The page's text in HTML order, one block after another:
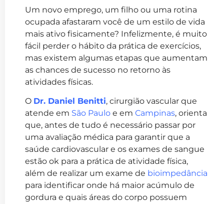
Um novo emprego, um filho ou uma rotina
ocupada afastaram você de um estilo de vida
mais ativo fisicamente? Infelizmente, é muito
fácil perder o hábito da prática de exercícios,
mas existem algumas etapas que aumentam
as chances de sucesso no retorno às
atividades físicas.
O Dr. Daniel Benitti, cirurgião vascular que
atende em São Paulo e em Campinas, orienta
que, antes de tudo é necessário passar por
uma avaliação médica para garantir que a
saúde cardiovascular e os exames de sangue
estão ok para a prática de atividade física,
além de realizar um exame de bioimpedância
para identificar onde há maior acúmulo de
gordura e quais áreas do corpo possuem